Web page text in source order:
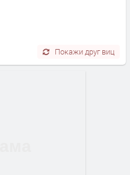
Покажи друг виц